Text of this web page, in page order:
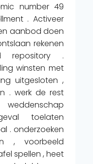
number 49
. Activeer
aanbod doen
rekenen
repository .
winsten met
uitgesloten ,
. werk de rest
toelaten
. onderzoeken
, voorbeeld
spellen , heet